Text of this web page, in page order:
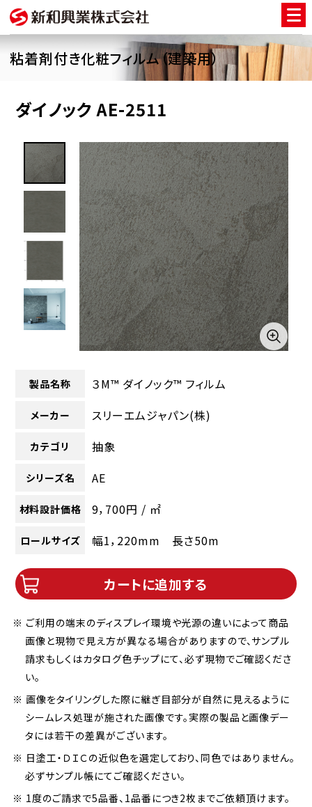
粘着剤付き化粧フィルム（建築用）
ダイノック AE-2511
製品名称 ３M™ ダイノック™ フィルム
メーカー スリーエムジャパン(株)
カテゴリ 抽象
シリーズ名 AE
材料設計価格 9，700円 / ㎡
ロールサイズ 幅1，220mm 長さ50m
カートに追加する
※ ご利用の端末のディスプレイ環境や光源の違いによって商品
画像と現物で見え方が異なる場合がありますので、サンプル
請求もしくはカタログ色チップにて、必ず現物でご確認くださ
い。
※ 画像をタイリングした際に継ぎ目部分が自然に見えるように
シームレス処理が施された画像です。実際の製品と画像デー
タには若干の差異がございます。
※ 日塗工・ＤＩＣの近似色を選定しており、同色ではありません。
必ずサンプル帳にてご確認ください。
※ 1度のご請求で5品番、1品番につき2枚までご依頼頂けます。